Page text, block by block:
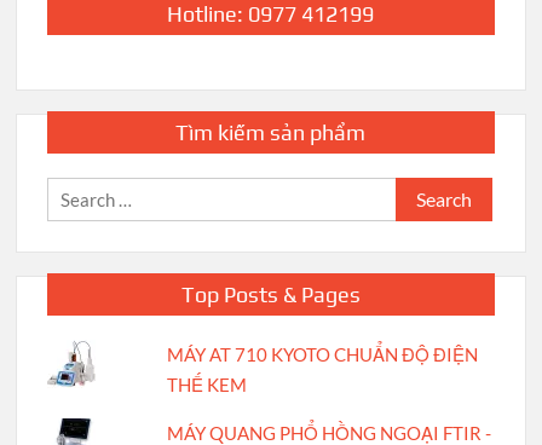
Hotline: 0977 412199
Tìm kiếm sản phẩm
Search
for:
Top Posts & Pages
MÁY AT 710 KYOTO CHUẨN ĐỘ ĐIỆN
THẾ KEM
MÁY QUANG PHỔ HỒNG NGOẠI FTIR -